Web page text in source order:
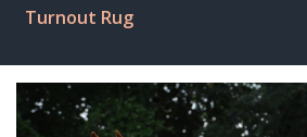
Turnout Rug